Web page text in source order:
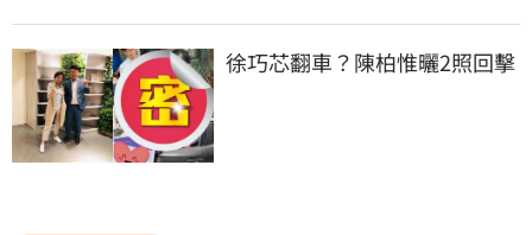
徐巧芯翻車？陳柏惟曬2照回擊